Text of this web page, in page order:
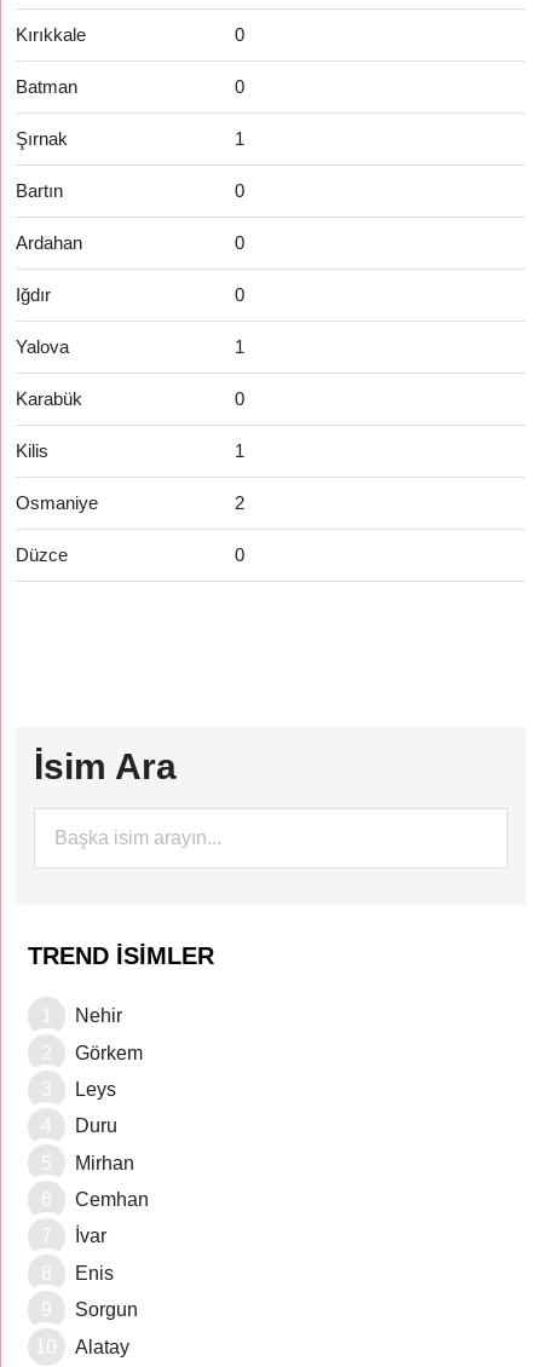
Kırıkkale 0
Batman 0
Şırnak 1
Bartın 0
Ardahan 0
Iğdır 0
Yalova 1
Karabük 0
Kilis 1
Osmaniye 2
Düzce 0
İsim Ara
TREND İSIMLER
Nehir
Görkem
Leys
Duru
Mirhan
Cemhan
İvar
Enis
Sorgun
Alatay